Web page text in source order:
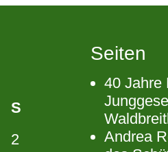
S
2
Seiten
40 Jahre
Andrea